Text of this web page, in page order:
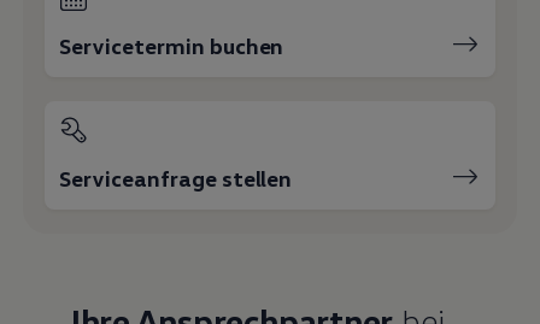
Servicetermin buchen
Serviceanfrage stellen